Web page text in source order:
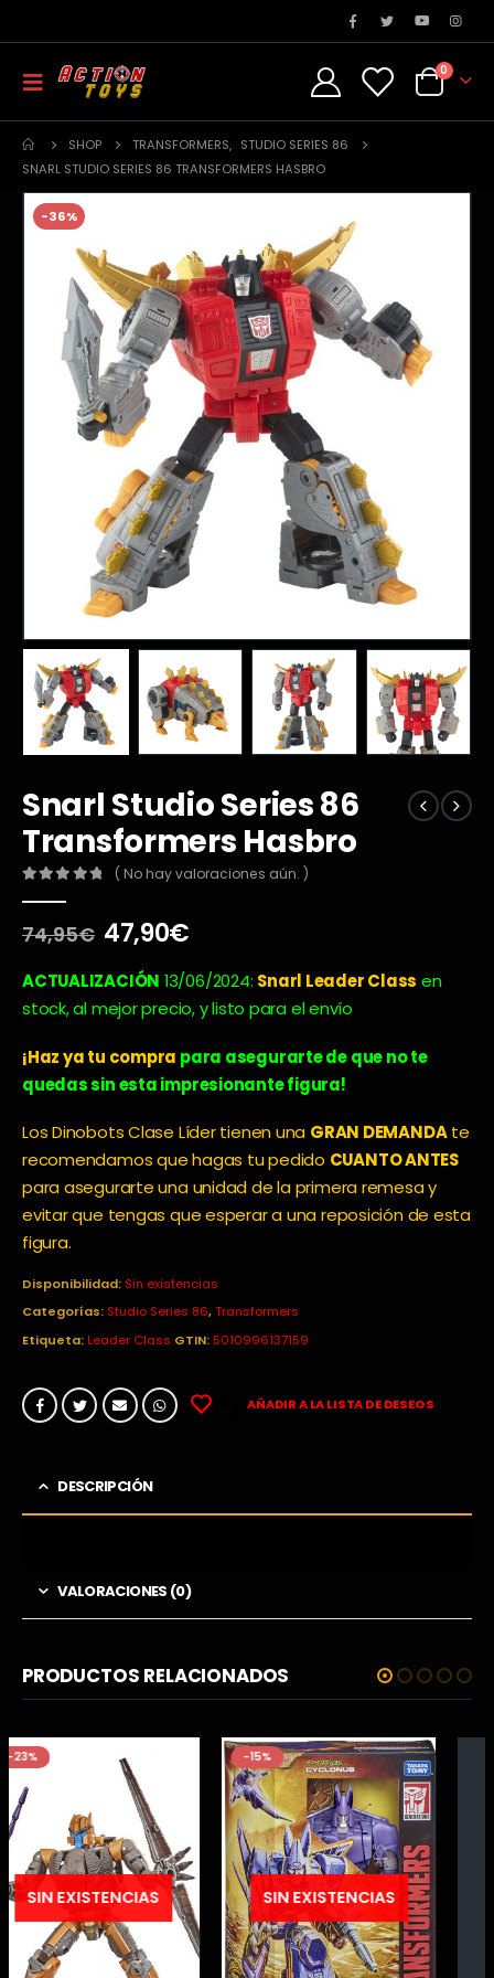
0
SHOP TRANSFORMERS, STUDIO SERIES 86
SNARL STUDIO SERIES 86 TRANSFORMERS HASBRO
-36%
Snarl Studio Series 86
Transformers Hasbro
( No hay valoraciones aún. )
74,95€ El
original
era:
74,95€.
47,90€El
actual
es:
47,90€.
ACTUALIZACIÓN 13/06/2024: Snarl Leader Class en
stock, al mejor precio, y listo para el envío
¡Haz ya tu compra para asegurarte de que no te
quedas sin esta impresionante figura!
Los Dinobots Clase Líder tienen una GRAN DEMANDAte
recomendamos que hagas tu pedido CUANTO ANTES
para asegurarte una unidad de la primera remesa y
evitar que tengas que esperar a una reposición de esta
figura.
Disponibilidad: Sin existencias
Categorías: Studio Series 86,Transformers
Etiqueta:Leader Class GTIN:5010996137159
AÑADIR A LA LISTA DE DESEOS
DESCRIPCIÓN
VALORACIONES (0)
PRODUCTOS RELACIONADOS
-15%
SIN EXISTENCIAS SIN EXISTENCIAS